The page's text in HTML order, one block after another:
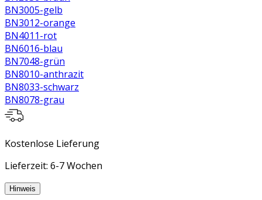
BN3005-gelb
BN3012-orange
BN4011-rot
BN6016-blau
BN7048-grün
BN8010-anthrazit
BN8033-schwarz
BN8078-grau
Kostenlose Lieferung
Lieferzeit: 6-7 Wochen
Hinweis